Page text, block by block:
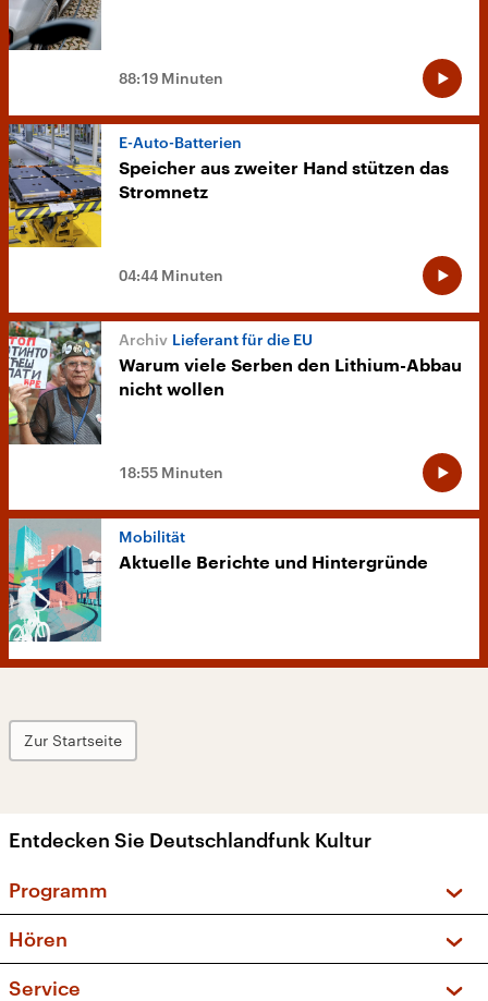
88:19 Minuten
E-Auto-Batterien
Speicher aus zweiter Hand stützen das
Stromnetz
04:44 Minuten
Lieferant für die EU
Warum viele Serben den Lithium-Abbau
nicht wollen
18:55 Minuten
Mobilität
Aktuelle Berichte und Hintergründe
Zur Startseite
Entdecken Sie Deutschlandfunk Kultur
Programm
Sendungen und Podcasts
Hören
Service